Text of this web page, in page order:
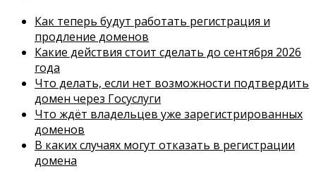
Как теперь будут работать регистрация и
продление доменов
Какие действия стоит сделать до сентября 2026
года
Что делать, если нет возможности подтвердить
домен через Госуслуги
Что ждёт владельцев уже зарегистрированных
доменов
В каких случаях могут отказать в регистрации
домена